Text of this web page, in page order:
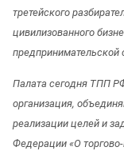
третейского
цивилизованного
предпринимательской
Палата сегодня ТПП
организация,
реализации целей и
Федерации «О